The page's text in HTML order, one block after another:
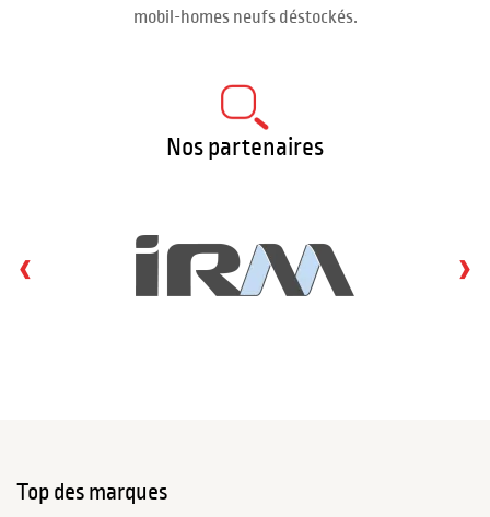
mobil-homes neufs déstockés.
Nos partenaires
‹ ›
Top des marques